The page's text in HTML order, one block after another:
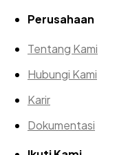
Perusahaan
Tentang Kami
Hubungi Kami
Karir
Dokumentasi